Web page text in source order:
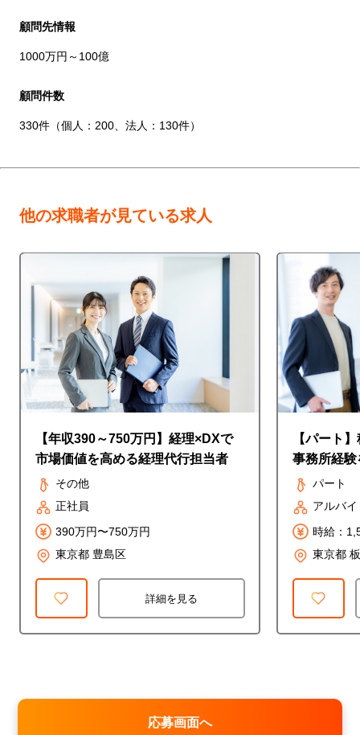
顧問先情報
1000万円～100億
顧問件数
330件（個人：200、法人：130件）
他の求職者が見ている求人
【年収390～750万円】経理×DXで
市場価値を高める経理代行担当者
その他
正社員
390万円〜750万円
東京都 豊島区
詳細を見る
【パート
事務所経
◎時給
パート
アルバイ
時給：
東京都
応募画面へ